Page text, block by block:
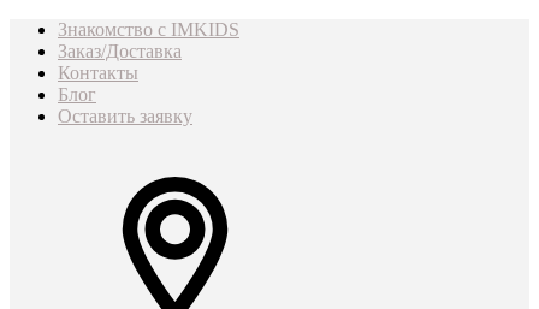
Знакомство с IMKIDS
Заказ/Доставка
Контакты
Блог
Оставить заявку